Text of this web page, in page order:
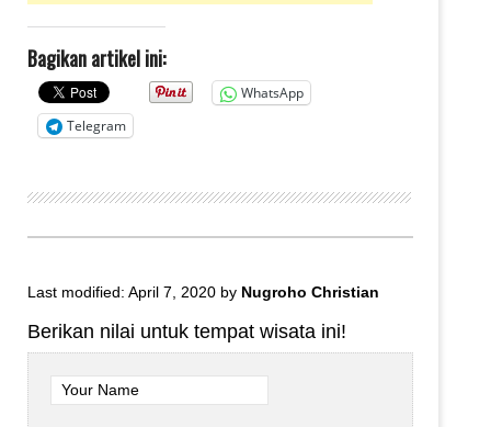
Bagikan artikel ini:
WhatsApp
Telegram
Last modified: April 7, 2020 by Nugroho Christian
Berikan nilai untuk tempat wisata ini!
Your Name